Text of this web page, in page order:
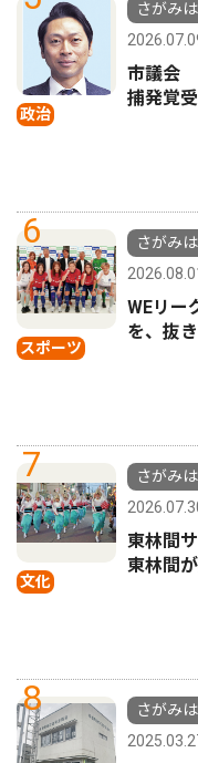
政治
さがみ
市議会
捕発覚
6
スポーツ
さがみ
WEリー
を、抜
7
文化
さがみ
東林間
東林間
8
さがみ